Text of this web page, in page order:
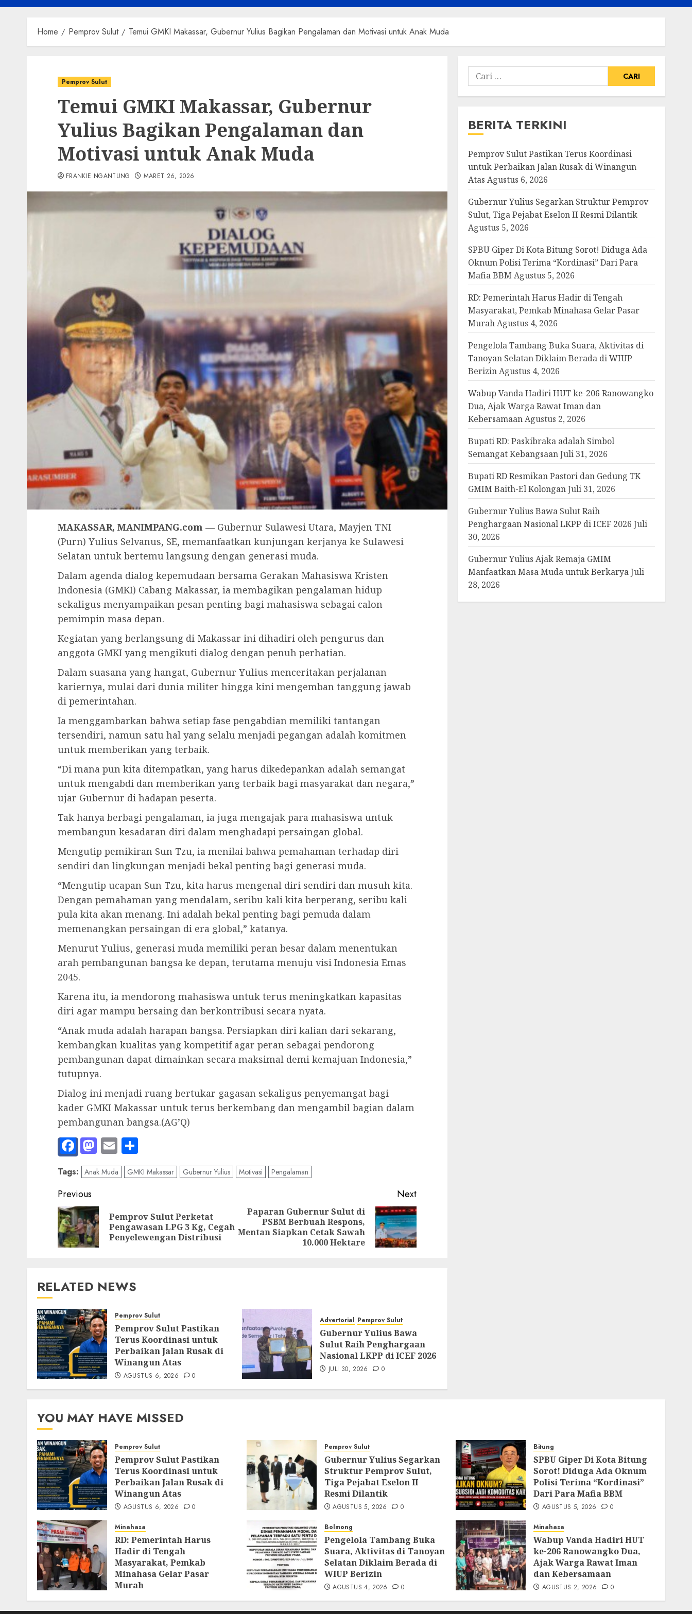
Home Pemprov Sulut Temui GMKI Makassar, Gubernur Yulius Bagikan Pengalaman dan Motivasi untuk Anak Muda
Pemprov Sulut
Temui GMKI Makassar, Gubernur
Yulius Bagikan Pengalaman dan
Motivasi untuk Anak Muda
FRANKIE NGANTUNG MARET 26, 2026
MAKASSAR, MANIMPANG.com — Gubernur Sulawesi Utara, Mayjen TNI
(Purn) Yulius Selvanus, SE, memanfaatkan kunjungan kerjanya ke Sulawesi
Selatan untuk bertemu langsung dengan generasi muda.
Dalam agenda dialog kepemudaan bersama Gerakan Mahasiswa Kristen
Indonesia (GMKI) Cabang Makassar, ia membagikan pengalaman hidup
sekaligus menyampaikan pesan penting bagi mahasiswa sebagai calon
pemimpin masa depan.
Kegiatan yang berlangsung di Makassar ini dihadiri oleh pengurus dan
anggota GMKI yang mengikuti dialog dengan penuh perhatian.
Dalam suasana yang hangat, Gubernur Yulius menceritakan perjalanan
kariernya, mulai dari dunia militer hingga kini mengemban tanggung jawab
di pemerintahan.
Ia menggambarkan bahwa setiap fase pengabdian memiliki tantangan
tersendiri, namun satu hal yang selalu menjadi pegangan adalah komitmen
untuk memberikan yang terbaik.
“Di mana pun kita ditempatkan, yang harus dikedepankan adalah semangat
untuk mengabdi dan memberikan yang terbaik bagi masyarakat dan negara,”
ujar Gubernur di hadapan peserta.
Tak hanya berbagi pengalaman, ia juga mengajak para mahasiswa untuk
membangun kesadaran diri dalam menghadapi persaingan global.
Mengutip pemikiran Sun Tzu, ia menilai bahwa pemahaman terhadap diri
sendiri dan lingkungan menjadi bekal penting bagi generasi muda.
“Mengutip ucapan Sun Tzu, kita harus mengenal diri sendiri dan musuh kita.
Dengan pemahaman yang mendalam, seribu kali kita berperang, seribu kali
pula kita akan menang. Ini adalah bekal penting bagi pemuda dalam
memenangkan persaingan di era global,” katanya.
Menurut Yulius, generasi muda memiliki peran besar dalam menentukan
arah pembangunan bangsa ke depan, terutama menuju visi Indonesia Emas
2045.
Karena itu, ia mendorong mahasiswa untuk terus meningkatkan kapasitas
diri agar mampu bersaing dan berkontribusi secara nyata.
“Anak muda adalah harapan bangsa. Persiapkan diri kalian dari sekarang,
kembangkan kualitas yang kompetitif agar peran sebagai pendorong
pembangunan dapat dimainkan secara maksimal demi kemajuan Indonesia,”
tutupnya.
Dialog ini menjadi ruang bertukar gagasan sekaligus penyemangat bagi
kader GMKI Makassar untuk terus berkembang dan mengambil bagian dalam
pembangunan bangsa.(AG’Q)
Facebook
Mastodon
Email
Tags: Anak Muda GMKI Makassar Gubernur Yulius Motivasi Pengalaman
Post
navigation
Previous
Previous
post:
Pemprov Sulut Perketat
Pengawasan LPG 3 Kg, Cegah
Penyelewengan Distribusi
Next
post:
Paparan Gubernur Sulut di
PSBM Berbuah Respons,
Mentan Siapkan Cetak Sawah
10.000 Hektare
RELATED NEWS
Pemprov Sulut
Pemprov Sulut Pastikan
Terus Koordinasi untuk
Perbaikan Jalan Rusak di
Winangun Atas
AGUSTUS 6, 2026 0
Advertorial Pemprov Sulut
Gubernur Yulius Bawa
Sulut Raih Penghargaan
Nasional LKPP di ICEF 2026
JULI 30, 2026 0
Cari
untuk:
BERITA TERKINI
Pemprov Sulut Pastikan Terus Koordinasi
untuk Perbaikan Jalan Rusak di Winangun
Atas Agustus 6, 2026
Gubernur Yulius Segarkan Struktur Pemprov
Sulut, Tiga Pejabat Eselon II Resmi Dilantik
Agustus 5, 2026
SPBU Giper Di Kota Bitung Sorot! Diduga Ada
Oknum Polisi Terima “Kordinasi” Dari Para
Mafia BBM Agustus 5, 2026
RD: Pemerintah Harus Hadir di Tengah
Masyarakat, Pemkab Minahasa Gelar Pasar
Murah Agustus 4, 2026
Pengelola Tambang Buka Suara, Aktivitas di
Tanoyan Selatan Diklaim Berada di WIUP
Berizin Agustus 4, 2026
Wabup Vanda Hadiri HUT ke-206 Ranowangko
Dua, Ajak Warga Rawat Iman dan
Kebersamaan Agustus 2, 2026
Bupati RD: Paskibraka adalah Simbol
Semangat Kebangsaan Juli 31, 2026
Bupati RD Resmikan Pastori dan Gedung TK
GMIM Baith-El Kolongan Juli 31, 2026
Gubernur Yulius Bawa Sulut Raih
Penghargaan Nasional LKPP di ICEF 2026 Juli
30, 2026
Gubernur Yulius Ajak Remaja GMIM
Manfaatkan Masa Muda untuk Berkarya Juli
28, 2026
YOU MAY HAVE MISSED
Pemprov Sulut
Pemprov Sulut Pastikan
Terus Koordinasi untuk
Perbaikan Jalan Rusak di
Winangun Atas
AGUSTUS 6, 2026 0
Pemprov Sulut
Gubernur Yulius Segarkan
Struktur Pemprov Sulut,
Tiga Pejabat Eselon II
Resmi Dilantik
AGUSTUS 5, 2026 0
Bitung
SPBU Giper Di Kota Bitung
Sorot! Diduga Ada Oknum
Polisi Terima “Kordinasi”
Dari Para Mafia BBM
AGUSTUS 5, 2026 0
Minahasa
RD: Pemerintah Harus
Hadir di Tengah
Masyarakat, Pemkab
Minahasa Gelar Pasar
Murah
AGUSTUS 4, 2026 0
Bolmong
Pengelola Tambang Buka
Suara, Aktivitas di Tanoyan
Selatan Diklaim Berada di
WIUP Berizin
AGUSTUS 4, 2026 0
Minahasa
Wabup Vanda Hadiri HUT
ke-206 Ranowangko Dua,
Ajak Warga Rawat Iman
dan Kebersamaan
AGUSTUS 2, 2026 0